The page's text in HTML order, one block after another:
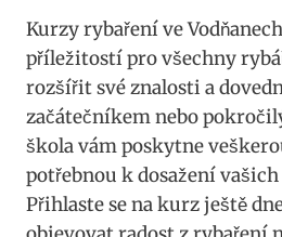
Kurzy rybaření ve
příležitostí ⁢pro všechny
rozšířit své​ znalosti a
začátečníkem nebo
škola vám poskytne
potřebnou k dosažení
Přihlaste⁤ se na kurz ještě